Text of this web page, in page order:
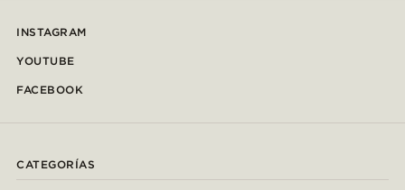
INSTAGRAM
YOUTUBE
FACEBOOK
CATEGORÍAS